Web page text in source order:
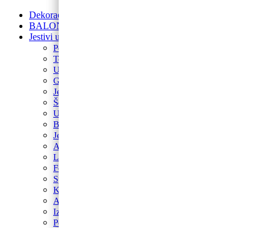
Dekoracije od balona
BALONI NA HRVATSKOM JEZIKU
Jestivi ukrasi za torte
Posipi
Toperi
Ukrasi za torte
Glazure i preljevi
Jestive pokrivke
Šečerne mase fondant
Ukrasi od marcipana
Boja za kolače
Jestivi flomasteri
Acetatna folija
Lollipop Štapići
Fontane i prskalice
Sprejevi za slastice
Kutije za torte
Alati za pečenje
Izrezivači i nastavci
Podlošci za torte i kolače